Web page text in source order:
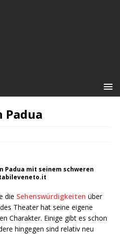
Padua
Padua mit seinem schweren
die Sehenswürdigkeiten über
Theater hat seine eigene
Charakter. Einige gibt es schon
hingegen sind relativ neu